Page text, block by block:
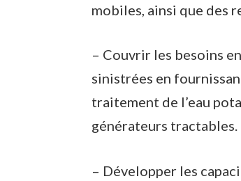
mobiles, ainsi que des
– Couvrir les besoins
sinistrées en
traitement de l’eau
générateurs tractables.
– Développer les